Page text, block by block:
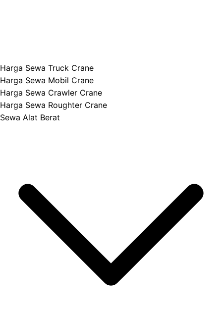
Harga Sewa Truck Crane
Harga Sewa Mobil Crane
Harga Sewa Crawler Crane
Harga Sewa Roughter Crane
Sewa Alat Berat